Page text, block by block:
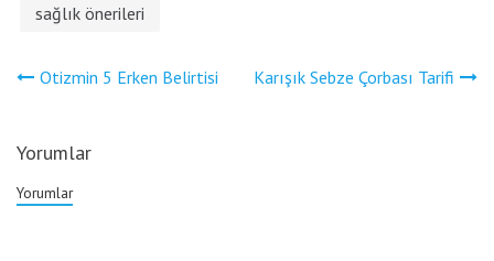
sağlık önerileri
YazıOtizmin 5 Erken Belirtisi Karışık Sebze Çorbası Tarifi
Yorumlar
Yorumlar